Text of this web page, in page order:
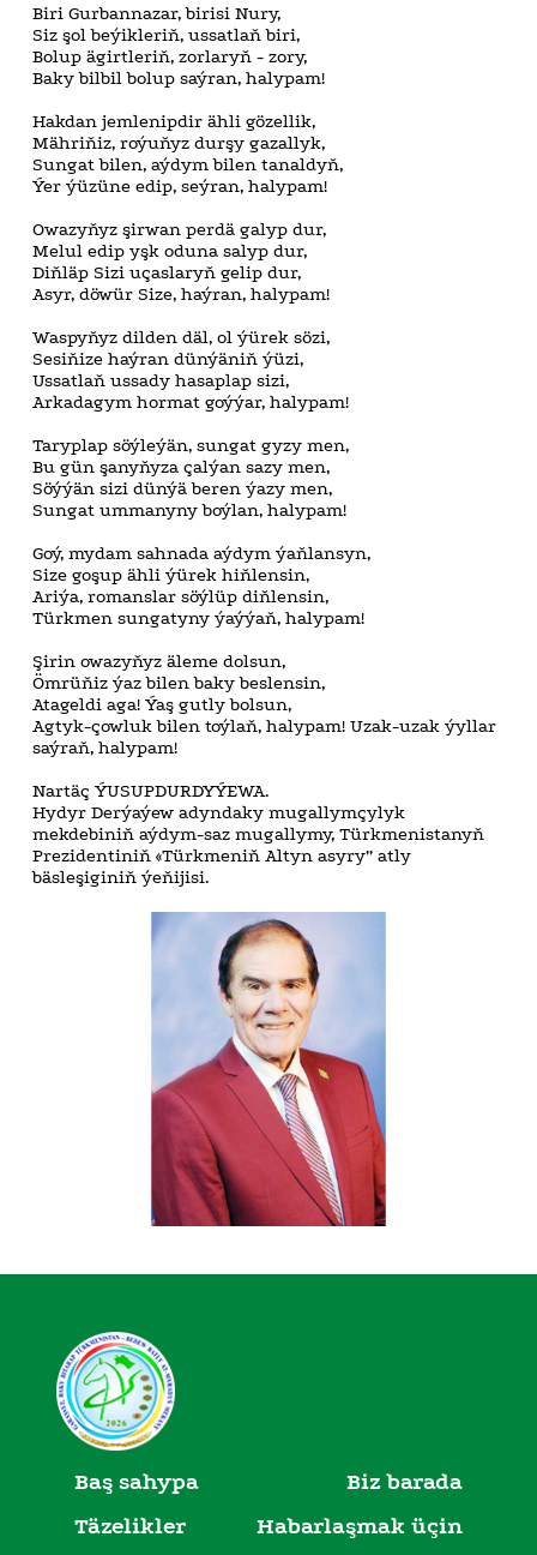
Biri Gurbannazar, birisi Nury,
Siz şol beýikleriň, ussatlaň biri,
Bolup ägirtleriň, zorlaryň - zory,
Baky bilbil bolup saýran, halypam!
Hakdan jemlenipdir ähli gözellik,
Mähriňiz, roýuňyz durşy gazallyk,
Sungat bilen, aýdym bilen tanaldyň,
Ýer ýüzüne edip, seýran, halypam!
Owazyňyz şirwan perdä galyp dur,
Melul edip yşk oduna salyp dur,
Diňläp Sizi uçaslaryň gelip dur,
Asyr, döwür Size, haýran, halypam!
Waspyňyz dilden däl, ol ýürek sözi,
Sesiňize haýran dünýäniň ýüzi,
Ussatlaň ussady hasaplap sizi,
Arkadagym hormat goýýar, halypam!
Taryplap söýleýän, sungat gyzy men,
Bu gün şanyňyza çalýan sazy men,
Söýýän sizi dünýä beren ýazy men,
Sungat ummanyny boýlan, halypam!
Goý, mydam sahnada aýdym ýaňlansyn,
Size goşup ähli ýürek hiňlensin,
Ariýa, romanslar söýlüp diňlensin,
Türkmen sungatyny ýaýýaň, halypam!
Şirin owazyňyz äleme dolsun,
Ömrüňiz ýaz bilen baky beslensin,
Atageldi aga! Ýaş gutly bolsun,
Agtyk-çowluk bilen toýlaň, halypam! Uzak-uzak ýyllar
saýraň, halypam!
Nartäç ÝUSUPDURDYÝEWA.
Hydyr Derýaýew adyndaky mugallymçylyk
mekdebiniň aýdym-saz mugallymy, Türkmenistanyň
Prezidentiniň «Türkmeniň Altyn asyry” atly
bäsleşiginiň ýeňijisi.
Baş sahypa
Biz barada
Täzelikler
Habarlaşmak üçin